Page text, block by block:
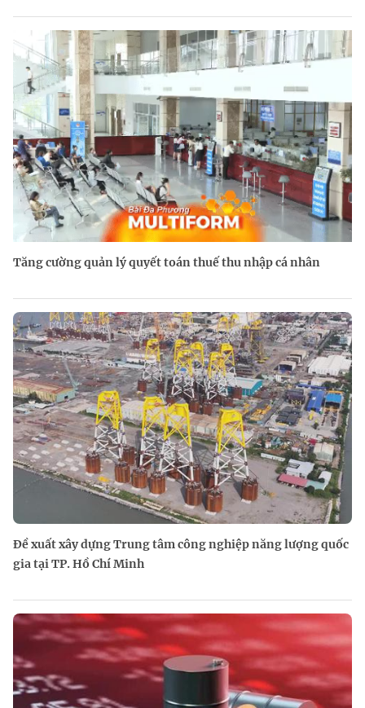
Tăng cường quản lý quyết toán thuế thu nhập cá nhân
Đề xuất xây dựng Trung tâm công nghiệp năng lượng quốc
gia tại TP. Hồ Chí Minh